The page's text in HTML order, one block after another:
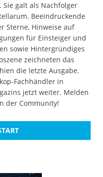
galt als Nachfolger
Beeindruckende
Sterne, Hinweise auf
für Einsteiger und
sowie Hintergründiges
zeichneten das
die letzte Ausgabe.
Fachhändler in
jetzt weiter. Melden
der Community!